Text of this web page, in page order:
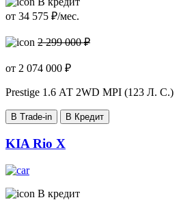
от 34 575 ₽/мес.
2 299 000 ₽
от 2 074 000 ₽
Prestige 1.6 АТ 2WD MPI (123 Л. C.)
В Trade-in В Кредит
KIA Rio X
В кредит